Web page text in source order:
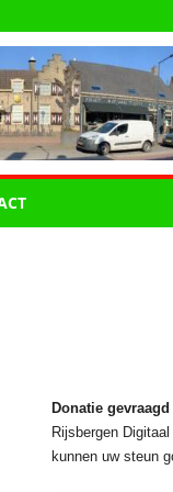
Donatie gevraagd
Rijsbergen
kunnen uw steun